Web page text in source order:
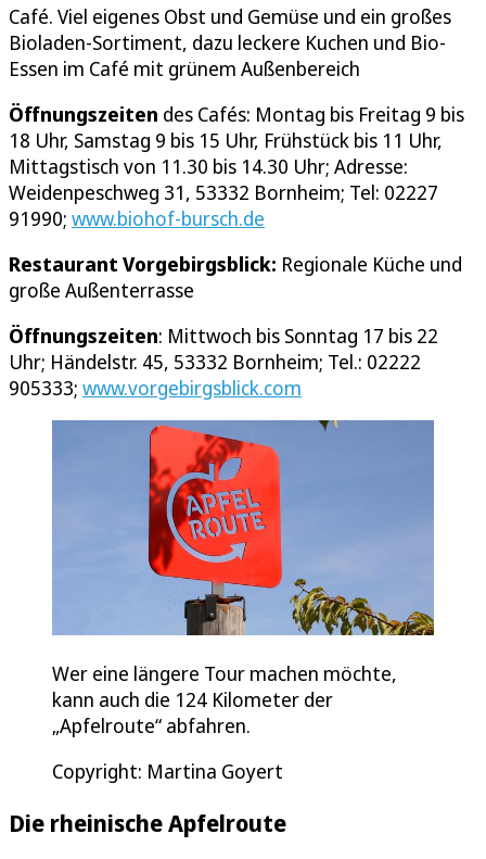
Café. Viel eigenes Obst und Gemüse und ein großes
Bioladen-Sortiment, dazu leckere Kuchen und Bio-
Essen im Café mit grünem Außenbereich
Öffnungszeiten des Cafés: Montag bis Freitag 9 bis
18 Uhr, Samstag 9 bis 15 Uhr, Frühstück bis 11 Uhr,
Mittagstisch von 11.30 bis 14.30 Uhr; Adresse:
Weidenpeschweg 31, 53332 Bornheim; Tel: 02227
91990; www.biohof-bursch.de
Restaurant Vorgebirgsblick: Regionale Küche und
große Außenterrasse
Öffnungszeiten: Mittwoch bis Sonntag 17 bis 22
Uhr; Händelstr. 45, 53332 Bornheim; Tel.: 02222
905333; www.vorgebirgsblick.com
Wer eine längere Tour machen möchte,
kann auch die 124 Kilometer der
„Apfelroute“ abfahren.
Copyright: Martina Goyert
Die rheinische Apfelroute